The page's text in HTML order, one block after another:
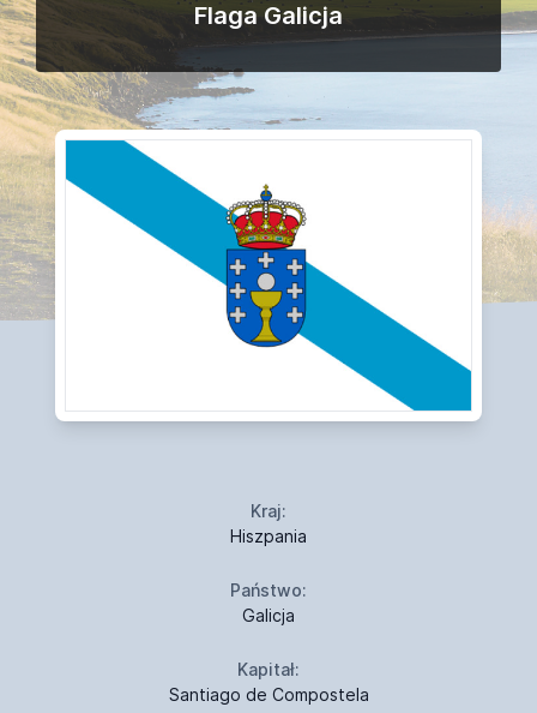
Flaga Galicja
Kraj:
Hiszpania
Państwo:
Galicja
Kapitał:
Santiago de Compostela